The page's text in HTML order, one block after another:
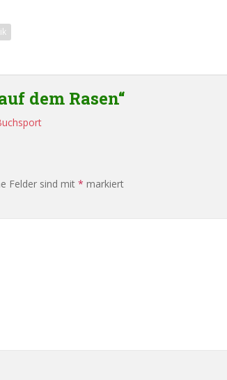
dem Rasen“
Felder sind mit * markiert